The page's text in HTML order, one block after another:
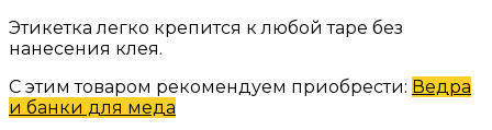
Этикетка легко крепится к любой таре без
нанесения клея.
С этим товаром рекомендуем приобрести: Ведра
и банки для меда